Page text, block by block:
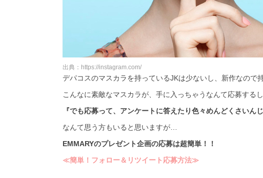
出典：https://instagram.com/
デパコスのマスカラを持っているJKは少ないし、新作なの
こんなに素敵なマスカラが、手に入っちゃうなんて応募す
『でも応募って、アンケートに答えたり色々めんどくさいん
なんて思う方もいると思いますが…
EMMARYのプレゼント企画の応募は超簡単！！
≪簡単！フォロー＆リツイート応募方法≫